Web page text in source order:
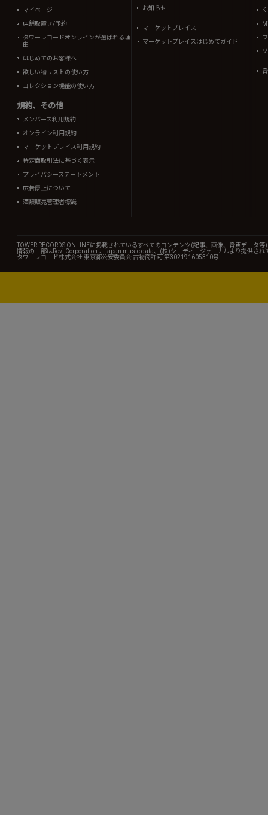
マイページ
店舗取置き/予約
タワーレコードオンラインが選ばれる理
由
はじめてのお客様へ
欲しい物リストの使い方
コレクション機能の使い方
規約、その他
メンバーズ利用規約
オンライン利用規約
マーケットプレイス利用規約
特定商取引法に基づく表示
プライバシーステートメント
広告停止について
酒類販売管理者標識
お知らせ
マーケットプレイス
マーケットプレイスはじめてガイド
TOWER RECORDS ONLINEに掲載されているすべてのコンテンツ(記事、画像、音声データ
情報の一部はRovi Corporation.、japan music data、(株)シーディージャーナルより提供され
タワーレコード株式会社 東京都公安委員会 古物商許可 第302191605310号